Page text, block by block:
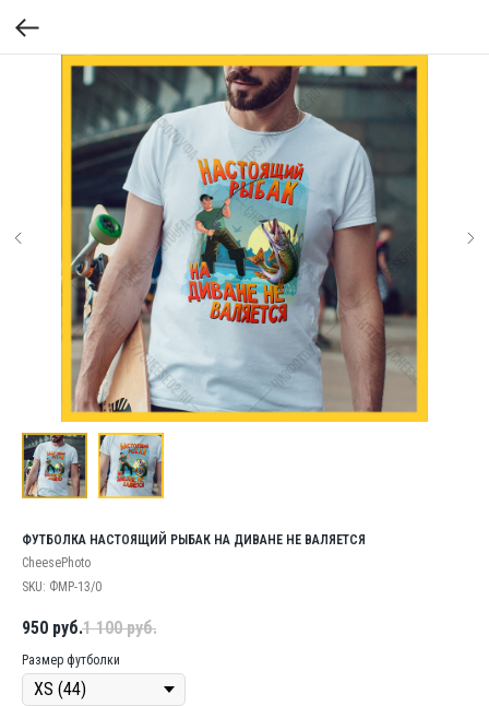
ФУТБОЛКА НАСТОЯЩИЙ РЫБАК НА ДИВАНЕ НЕ ВАЛЯЕТСЯ
CheesePhoto
SKU: ФМР-13/0
950 руб.1 100 руб.
Размер футболки